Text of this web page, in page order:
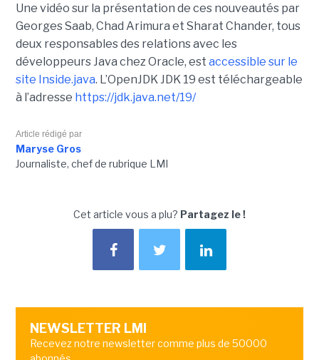
Une vidéo sur la présentation de ces nouveautés par
Georges Saab, Chad Arimura et Sharat Chander, tous
deux responsables des relations avec les
développeurs Java chez Oracle, est accessible sur le
site Inside.java. L’OpenJDK JDK 19 est téléchargeable
à l’adresse https://jdk.java.net/19/
Article rédigé par
Maryse Gros
Journaliste, chef de rubrique LMI
Cet article vous a plu? Partagez le !
NEWSLETTER LMI
Recevez notre newsletter comme plus de 50000